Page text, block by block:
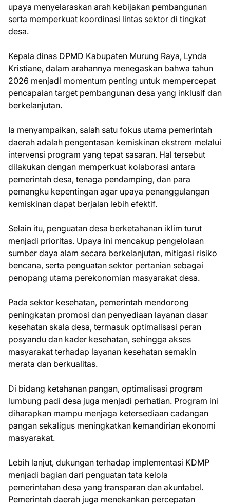
upaya menyelaraskan arah kebijakan pembangunan
serta memperkuat koordinasi lintas sektor di tingkat
desa.
Kepala dinas DPMD Kabupaten Murung Raya, Lynda
Kristiane, dalam arahannya menegaskan bahwa tahun
2026 menjadi momentum penting untuk mempercepat
pencapaian target pembangunan desa yang inklusif dan
berkelanjutan.
Ia menyampaikan, salah satu fokus utama pemerintah
daerah adalah pengentasan kemiskinan ekstrem melalui
intervensi program yang tepat sasaran. Hal tersebut
dilakukan dengan memperkuat kolaborasi antara
pemerintah desa, tenaga pendamping, dan para
pemangku kepentingan agar upaya penanggulangan
kemiskinan dapat berjalan lebih efektif.
Selain itu, penguatan desa berketahanan iklim turut
menjadi prioritas. Upaya ini mencakup pengelolaan
sumber daya alam secara berkelanjutan, mitigasi risiko
bencana, serta penguatan sektor pertanian sebagai
penopang utama perekonomian masyarakat desa.
Pada sektor kesehatan, pemerintah mendorong
peningkatan promosi dan penyediaan layanan dasar
kesehatan skala desa, termasuk optimalisasi peran
posyandu dan kader kesehatan, sehingga akses
masyarakat terhadap layanan kesehatan semakin
merata dan berkualitas.
Di bidang ketahanan pangan, optimalisasi program
lumbung padi desa juga menjadi perhatian. Program ini
diharapkan mampu menjaga ketersediaan cadangan
pangan sekaligus meningkatkan kemandirian ekonomi
masyarakat.
Lebih lanjut, dukungan terhadap implementasi KDMP
menjadi bagian dari penguatan tata kelola
pemerintahan desa yang transparan dan akuntabel.
Pemerintah daerah juga menekankan percepatan